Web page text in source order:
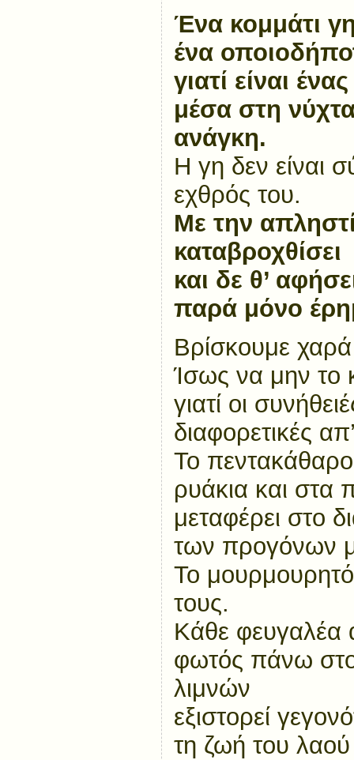
Ένα κομμάτι
ένα
γιατί είναι
μέσα στη νύχτα
ανάγκη.
Η γη δεν είναι
εχθρός του.
Με την
καταβροχθίσει
και δε θ’
παρά μόνο
Βρίσκουμε
Ίσως να μην το
γιατί οι
διαφορετικές
Το
ρυάκια και στα
μεταφέρει στο
των προγόνων
Το
τους.
Κάθε φευγαλέα
φωτός πάνω
λιμνών
εξιστορεί
τη ζωή του